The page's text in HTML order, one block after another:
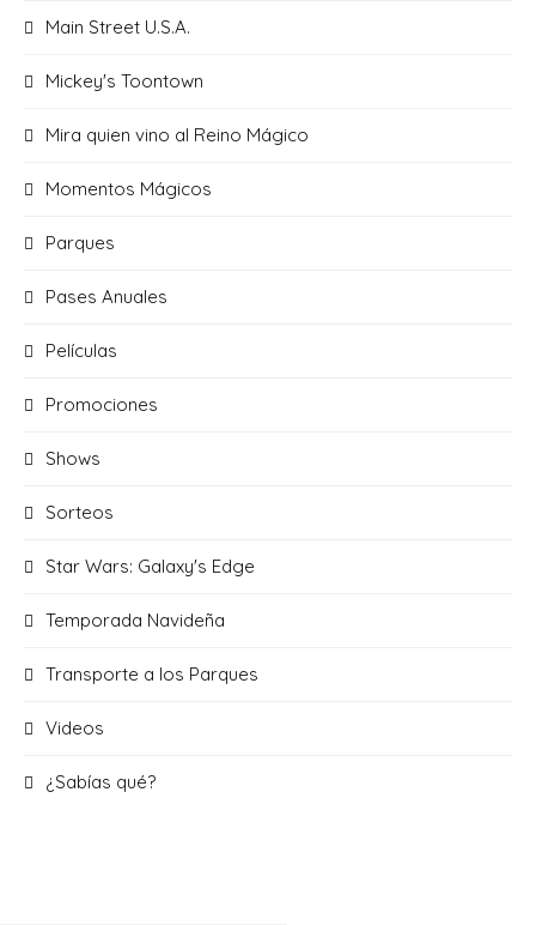
Main Street U.S.A.
Mickey's Toontown
Mira quien vino al Reino Mágico
Momentos Mágicos
Parques
Pases Anuales
Películas
Promociones
Shows
Sorteos
Star Wars: Galaxy's Edge
Temporada Navideña
Transporte a los Parques
Videos
¿Sabías qué?